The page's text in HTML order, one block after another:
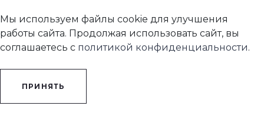
Мы используем файлы cookie для улучшения
работы сайта. Продолжая использовать сайт, вы
соглашаетесь с политикой конфиденциальности.
ПРИНЯТЬ